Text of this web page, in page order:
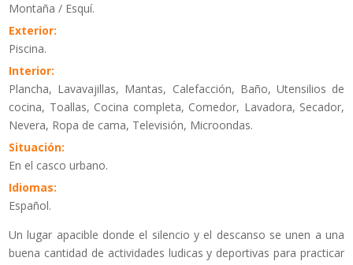
Montaña / Esquí.
Exterior:
Piscina.
Interior:
Plancha, Lavavajillas, Mantas, Calefacción, Baño, Utensilios de
cocina, Toallas, Cocina completa, Comedor, Lavadora, Secador,
Nevera, Ropa de cama, Televisión, Microondas.
Situación:
En el casco urbano.
Idiomas:
Español.
Un lugar apacible donde el silencio y el descanso se unen a una
buena cantidad de actividades ludicas y deportivas para practicar